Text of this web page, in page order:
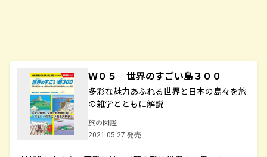
Ｗ０５ 世界のすごい島３００
多彩な魅力あふれる世界と日本の島々を旅
の雑学とともに解説
旅の図鑑
2021.05.27 発売